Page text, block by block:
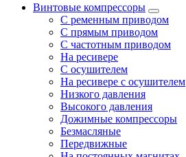
Винтовые компрессоры
С ременным приводом
С прямым приводом
С частотным приводом
На ресивере
С осушителем
На ресивере с осушителем
Низкого давления
Высокого давления
Дожимные компрессоры
Безмасляные
Передвижные